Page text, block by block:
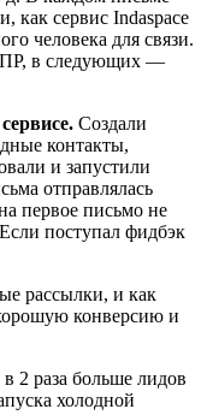
как сервис Indaspace
человека для связи.
в следующих —
Создали
контакты,
и запустили
отправлялась
первое письмо не
поступал фидбэк
рассылки, и как
конверсию и